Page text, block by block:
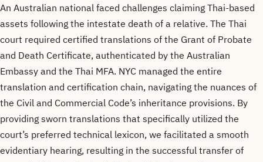
An Australian national faced challenges claiming Thai-based
assets following the intestate death of a relative. The Thai
court required certified translations of the Grant of Probate
and Death Certificate, authenticated by the Australian
Embassy and the Thai MFA. NYC managed the entire
translation and certification chain, navigating the nuances of
the Civil and Commercial Code’s inheritance provisions. By
providing sworn translations that specifically utilized the
court’s preferred technical lexicon, we facilitated a smooth
evidentiary hearing, resulting in the successful transfer of